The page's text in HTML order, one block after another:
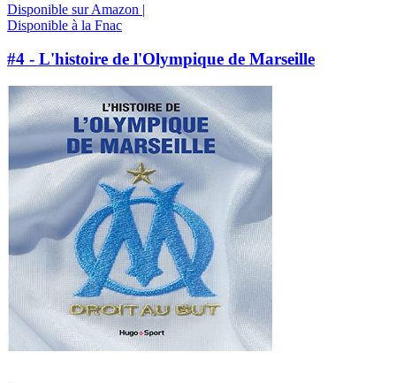
Disponible sur Amazon |
Disponible à la Fnac
#4 - L'histoire de l'Olympique de Marseille